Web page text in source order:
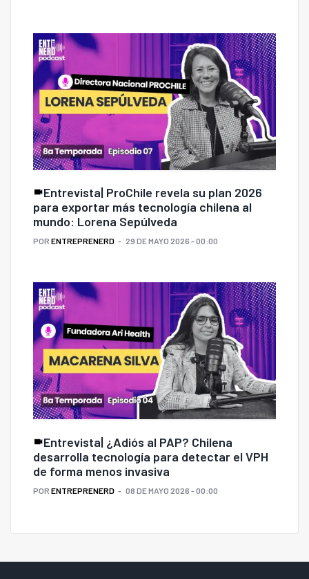
Entrevista| ProChile revela su plan 2026
para exportar más tecnología chilena al
mundo: Lorena Sepúlveda
POR ENTREPRENERD 29 DE MAYO 2026 - 00:00
Entrevista| ¿Adiós al PAP? Chilena
desarrolla tecnología para detectar el VPH
de forma menos invasiva
POR ENTREPRENERD 08 DE MAYO 2026 - 00:00